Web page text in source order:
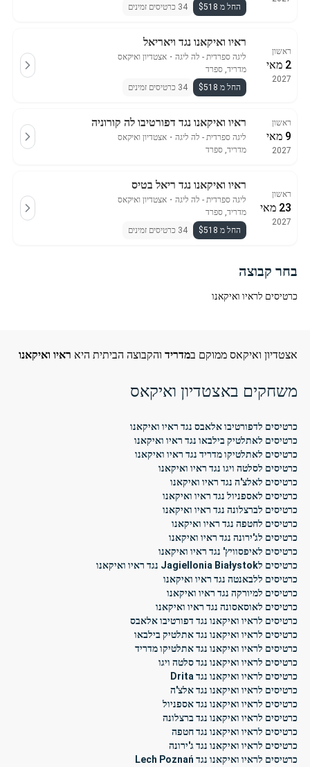
החל מ $518
34 כרטיסים זמינים
ראשון
2 מאי
2027
ראיו ואיקאנו נגד ויאריאל
ליגה ספרדית - לה ליגה ・ אצטדיון ואיקאס
מדריד, ספרד
החל מ $518
34 כרטיסים זמינים
ראשון
9 מאי
2027
ראיו ואיקאנו נגד דפורטיבו לה קורוניה
ליגה ספרדית - לה ליגה ・ אצטדיון ואיקאס
מדריד, ספרד
ראשון
23 מאי
2027
ראיו ואיקאנו נגד ריאל בטיס
ליגה ספרדית - לה ליגה ・ אצטדיון ואיקאס
מדריד, ספרד
החל מ $518
34 כרטיסים זמינים
בחר קבוצה
כרטיסים לראיו ואיקאנו
אצטדיון ואיקאס ממוקם במדריד והקבוצה הביתית היא ראיו ואיקאנו
משחקים באצטדיון ואיקאס
כרטיסים לדפורטיבו אלאבס נגד ראיו ואיקאנו
כרטיסים לאתלטיק בילבאו נגד ראיו ואיקאנו
כרטיסים לאתלטיקו מדריד נגד ראיו ואיקאנו
כרטיסים לסלטה ויגו נגד ראיו ואיקאנו
כרטיסים לאלצ'ה נגד ראיו ואיקאנו
כרטיסים לאספניול נגד ראיו ואיקאנו
כרטיסים לברצלונה נגד ראיו ואיקאנו
כרטיסים לחטפה נגד ראיו ואיקאנו
כרטיסים לג'ירונה נגד ראיו ואיקאנו
כרטיסים לאיפסוויץ' נגד ראיו ואיקאנו
כרטיסים לJagiellonia Białystok נגד ראיו ואיקאנו
כרטיסים ללבאנטה נגד ראיו ואיקאנו
כרטיסים למיורקה נגד ראיו ואיקאנו
כרטיסים לאוסאסונה נגד ראיו ואיקאנו
כרטיסים לראיו ואיקאנו נגד דפורטיבו אלאבס
כרטיסים לראיו ואיקאנו נגד אתלטיק בילבאו
כרטיסים לראיו ואיקאנו נגד אתלטיקו מדריד
כרטיסים לראיו ואיקאנו נגד סלטה ויגו
כרטיסים לראיו ואיקאנו נגד Drita
כרטיסים לראיו ואיקאנו נגד אלצ'ה
כרטיסים לראיו ואיקאנו נגד אספניול
כרטיסים לראיו ואיקאנו נגד ברצלונה
כרטיסים לראיו ואיקאנו נגד חטפה
כרטיסים לראיו ואיקאנו נגד ג'ירונה
כרטיסים לראיו ואיקאנו נגד Lech Poznań